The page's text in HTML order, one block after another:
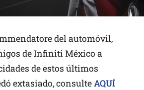
del automóvil,
de Infiniti México a
de estos últimos
extasiado, consulteAQUÍ